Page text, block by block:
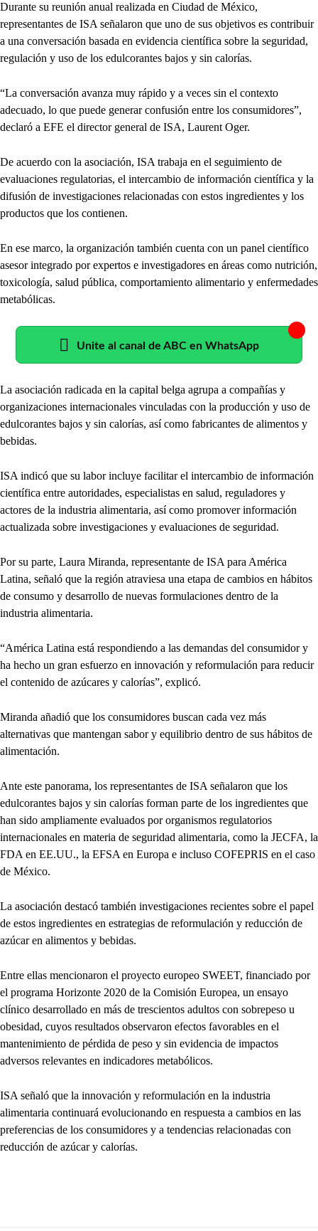
Durante su reunión anual realizada en Ciudad de México,
representantes de ISA señalaron que uno de sus objetivos es contribuir
a una conversación basada en evidencia científica sobre la seguridad,
regulación y uso de los edulcorantes bajos y sin calorías.
“La conversación avanza muy rápido y a veces sin el contexto
adecuado, lo que puede generar confusión entre los consumidores”,
declaró a EFE el director general de ISA, Laurent Oger.
De acuerdo con la asociación, ISA trabaja en el seguimiento de
evaluaciones regulatorias, el intercambio de información científica y la
difusión de investigaciones relacionadas con estos ingredientes y los
productos que los contienen.
En ese marco, la organización también cuenta con un panel científico
asesor integrado por expertos e investigadores en áreas como nutrición,
toxicología, salud pública, comportamiento alimentario y enfermedades
metabólicas.
Unite al canal de ABC en WhatsApp
La asociación radicada en la capital belga agrupa a compañías y
organizaciones internacionales vinculadas con la producción y uso de
edulcorantes bajos y sin calorías, así como fabricantes de alimentos y
bebidas.
ISA indicó que su labor incluye facilitar el intercambio de información
científica entre autoridades, especialistas en salud, reguladores y
actores de la industria alimentaria, así como promover información
actualizada sobre investigaciones y evaluaciones de seguridad.
Por su parte, Laura Miranda, representante de ISA para América
Latina, señaló que la región atraviesa una etapa de cambios en hábitos
de consumo y desarrollo de nuevas formulaciones dentro de la
industria alimentaria.
“América Latina está respondiendo a las demandas del consumidor y
ha hecho un gran esfuerzo en innovación y reformulación para reducir
el contenido de azúcares y calorías”, explicó.
Miranda añadió que los consumidores buscan cada vez más
alternativas que mantengan sabor y equilibrio dentro de sus hábitos de
alimentación.
Ante este panorama, los representantes de ISA señalaron que los
edulcorantes bajos y sin calorías forman parte de los ingredientes que
han sido ampliamente evaluados por organismos regulatorios
internacionales en materia de seguridad alimentaria, como la JECFA, la
FDA en EE.UU., la EFSA en Europa e incluso COFEPRIS en el caso
de México.
La asociación destacó también investigaciones recientes sobre el papel
de estos ingredientes en estrategias de reformulación y reducción de
azúcar en alimentos y bebidas.
Entre ellas mencionaron el proyecto europeo SWEET, financiado por
el programa Horizonte 2020 de la Comisión Europea, un ensayo
clínico desarrollado en más de trescientos adultos con sobrepeso u
obesidad, cuyos resultados observaron efectos favorables en el
mantenimiento de pérdida de peso y sin evidencia de impactos
adversos relevantes en indicadores metabólicos.
ISA señaló que la innovación y reformulación en la industria
alimentaria continuará evolucionando en respuesta a cambios en las
preferencias de los consumidores y a tendencias relacionadas con
reducción de azúcar y calorías.